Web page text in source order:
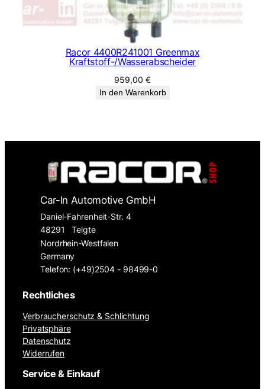
Racor 4400R241001 Greenmax
Kraftstoff-/Wasserabscheider
959,00 €
In den Warenkorb
Car-In Automotive GmbH
Daniel-Fahrenheit-Str. 4
48291
Telgte
Nordrhein-Westfalen
Germany
Telefon: (+49)2504 - 98499-0
Rechtliches
Verbraucherschutz & Schlichtung
Privatsphäre
Datenschutz
Widerrufen
Service & Einkauf